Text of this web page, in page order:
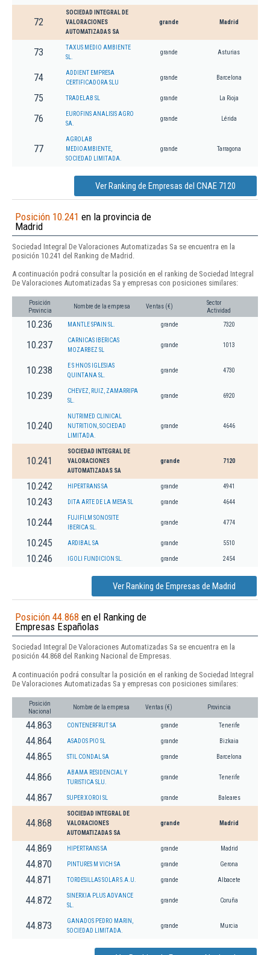
72
SOCIEDAD INTEGRAL DE
VALORACIONES
AUTOMATIZADAS SA
grande Madrid
73
TAXUS MEDIO AMBIENTE
SL.
grande Asturias
74
ADDIENT EMPRESA
CERTIFICADORA SLU
grande Barcelona
75 TRADELAB SL grande La Rioja
76
EUROFINS ANALISIS AGRO
SA.
grande Lérida
77
AGROLAB
MEDIOAMBIENTE,
SOCIEDAD LIMITADA.
grande Tarragona
Ver Ranking de Empresas del CNAE 7120
Posición 10.241 en la provincia de
Madrid
Sociedad Integral De Valoraciones Automatizadas Sa se encuentra en la
posición 10.241 del Ranking de Madrid.
A continuación podrá consultar la posición en el ranking de Sociedad Integral
De Valoraciones Automatizadas Sa y empresas con posiciones similares:
Posición
Provincia
Nombre de la empresa Ventas (€)
Sector
Actividad
10.236 MANTLE SPAIN SL. grande 7320
10.237
CARNICAS IBERICAS
MOZARBEZ SL
grande 1013
10.238
E S HNOS IGLESIAS
QUINTANA SL.
grande 4730
10.239
CHEVEZ, RUIZ, ZAMARRIPA
SL.
grande 6920
10.240
NUTRIMED CLINICAL
NUTRITION, SOCIEDAD
LIMITADA.
grande 4646
10.241
SOCIEDAD INTEGRAL DE
VALORACIONES
AUTOMATIZADAS SA
grande 7120
10.242 HIPERTRANS SA grande 4941
10.243 DITA ARTE DE LA MESA SL grande 4644
10.244
FUJIFILM SONOSITE
IBERICA SL.
grande 4774
10.245 ARDIBAL SA grande 5510
10.246 IGOLI FUNDICION SL. grande 2454
Ver Ranking de Empresas de Madrid
Posición 44.868 en el Ranking de
Empresas Españolas
Sociedad Integral De Valoraciones Automatizadas Sa se encuentra en la
posición 44.868 del Ranking Nacional de Empresas.
A continuación podrá consultar la posición en el ranking de Sociedad Integral
De Valoraciones Automatizadas Sa y empresas con posiciones similares:
Posición
Nacional
Nombre de la empresa Ventas (€) Provincia
44.863 CONTENERFRUT SA grande Tenerife
44.864 ASADOS PIO SL grande Bizkaia
44.865 STIL CONDAL SA grande Barcelona
44.866
ABAMA RESIDENCIAL Y
TURISTICA SLU.
grande Tenerife
44.867 SUPER XOROI SL grande Baleares
44.868
SOCIEDAD INTEGRAL DE
VALORACIONES
AUTOMATIZADAS SA
grande Madrid
44.869 HIPERTRANS SA grande Madrid
44.870 PINTURES M VICH SA grande Gerona
44.871 TORDESILLAS SOLAR S.A.U. grande Albacete
44.872
SINERXIA PLUS ADVANCE
SL.
grande Coruña
44.873
GANADOS PEDRO MARIN,
SOCIEDAD LIMITADA.
grande Murcia